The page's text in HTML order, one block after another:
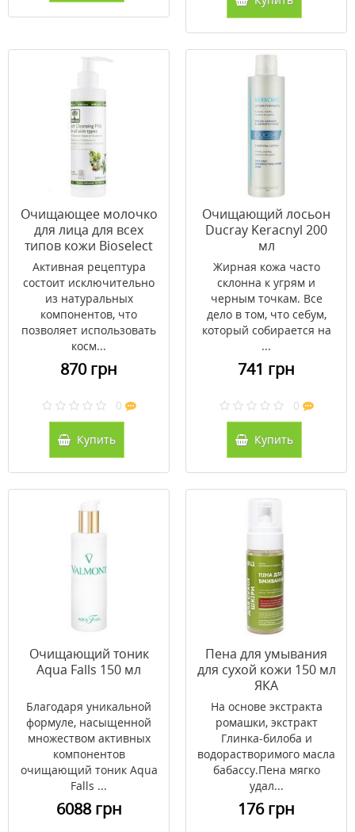
Очищающее молочко
для лица для всех
типов кожи Bioselect
200 мл
Активная рецептура
состоит исключительно
из натуральных
компонентов, что
позволяет использовать
косм...
870 грн
0
Купить
Очищающий лосьон
Ducray Keracnyl 200
мл
Жирная кожа часто
склонна к угрям и
черным точкам. Все
дело в том, что себум,
который собирается на
...
741 грн
0
Купить
Очищающий тоник
Aqua Falls 150 мл
Благодаря уникальной
формуле, насыщенной
множеством активных
компонентов
очищающий тоник Aqua
Falls ...
6088 грн
Пена для умывания
для сухой кожи 150 мл
ЯКА
На основе экстракта
ромашки, экстракт
Глинка-билоба и
водорастворимого масла
бабассу.Пена мягко
удал...
176 грн